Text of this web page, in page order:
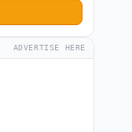
ADVERTISE HERE